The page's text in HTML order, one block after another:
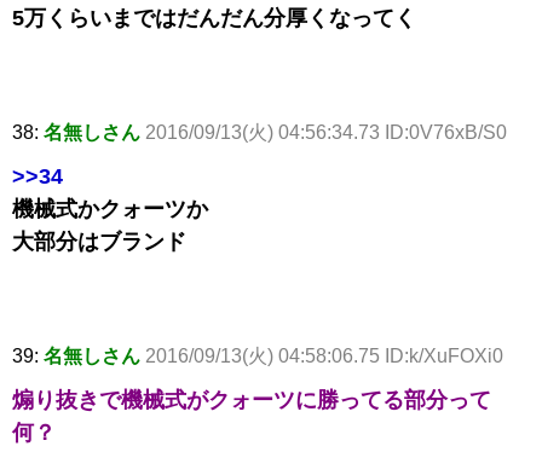
5万くらいまではだんだん分厚くなってく
38: 名無しさん 2016/09/13(火) 04:56:34.73 ID:0V76xB/S0
>>34
機械式かクォーツか
大部分はブランド
39: 名無しさん 2016/09/13(火) 04:58:06.75 ID:k/XuFOXi0
煽り抜きで機械式がクォーツに勝ってる部分って
何？